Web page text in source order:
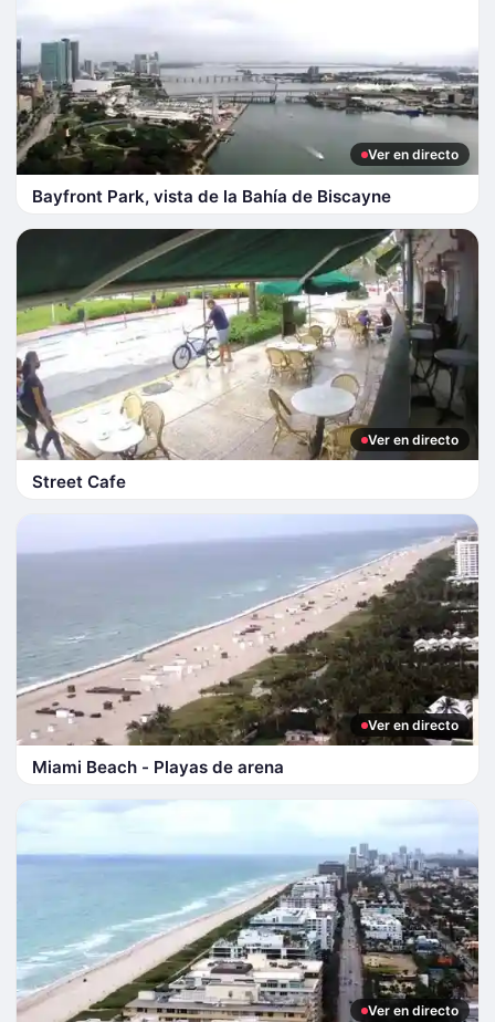
Ver en directo
Bayfront Park, vista de la Bahía de Biscayne
Ver en directo
Street Cafe
Ver en directo
Miami Beach - Playas de arena
Ver en directo